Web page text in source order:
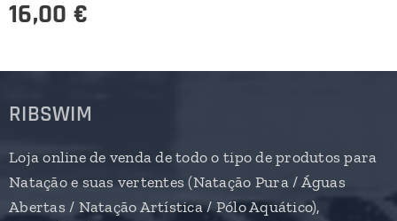
16,00 €
RIBSWIM
Loja online de venda de todo o tipo de produtos para
Natação e suas vertentes (Natação Pura / Águas
Abertas / Natação Artística / Pólo Aquático),